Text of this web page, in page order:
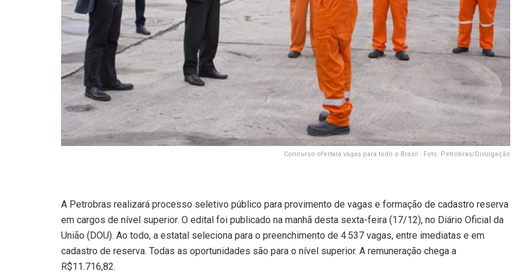
Concurso ofertará vagas para todo o Brasil - Foto: Petrobras/Divulgação
A Petrobras realizará processo seletivo público para provimento de vagas e formação de cadastro reserva
em cargos de nível superior. O edital foi publicado na manhã desta sexta-feira (17/12), no Diário Oficial da
União (DOU). Ao todo, a estatal seleciona para o preenchimento de 4.537 vagas, entre imediatas e em
cadastro de reserva. Todas as oportunidades são para o nível superior. A remuneração chega a
R$11.716,82.